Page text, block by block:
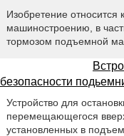
Изобретение
машиностроению, в
тормозом подъемной
безопасности
Устройство для
перемещающегося
установленных в